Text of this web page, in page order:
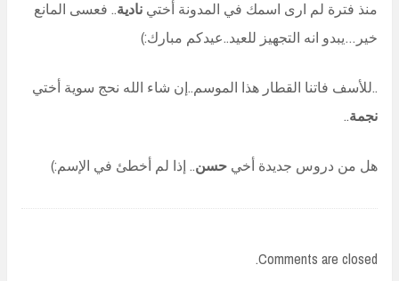
منذ فترة لم ارى اسمك في المدونة أختي نادية.. فعسى المانع
خير…يبدو انه التجهيز للعيد..عيدكم مبارك:)
..للأسف فاتنا القطار هذا الموسم..إن شاء الله نحج سوية أختي
نجمة..
هل من دروس جديدة أخي حسن.. إذا لم أخطئ في الإسم:)
Comments are closed.